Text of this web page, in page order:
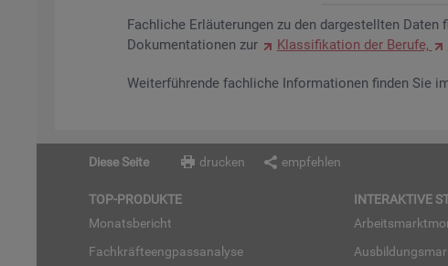
Fach­li­che Er­läu­te­run­gen zu den dar­ge­stell­ten Daten
Do­ku­men­ta­tio­nen zur
Klas­si­fi­ka­ti­on der Be­ru­fe,
Wei­ter­füh­ren­de fach­li­che In­for­ma­tio­nen fin­den Sie
Diese Seite drucken empfehlen
TOP-PRO­DUK­TE
Mo­nats­be­richt
Fach­kräf­te­eng­pass­ana­ly­se
IN­TER­AK­TI­VE